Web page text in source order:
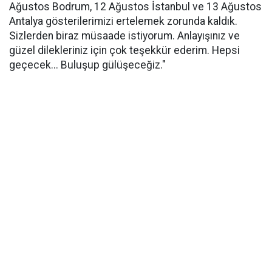
Ağustos Bodrum, 12 Ağustos İstanbul ve 13 Ağustos
Antalya gösterilerimizi ertelemek zorunda kaldık.
Sizlerden biraz müsaade istiyorum. Anlayışınız ve
güzel dilekleriniz için çok teşekkür ederim. Hepsi
geçecek... Buluşup gülüşeceğiz."